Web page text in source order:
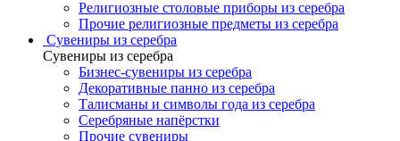
Религиозные столовые приборы из серебра
Прочие религиозные предметы из серебра
Сувениры из серебра
Сувениры из серебра
Бизнес-сувениры из серебра
Декоративные панно из серебра
Талисманы и символы года из серебра
Серебряные напёрстки
Прочие сувениры